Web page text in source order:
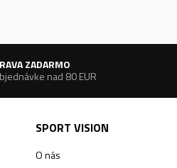
ZADARMO
nad 80 EUR
SPORT VISION
O nás